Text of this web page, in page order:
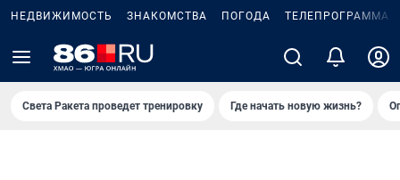
НЕДВИЖИМОСТЬ ЗНАКОМСТВА ПОГОДА ТЕЛЕПРОГРАММА
Света Ракета проведет тренировку Где начать новую жизнь?